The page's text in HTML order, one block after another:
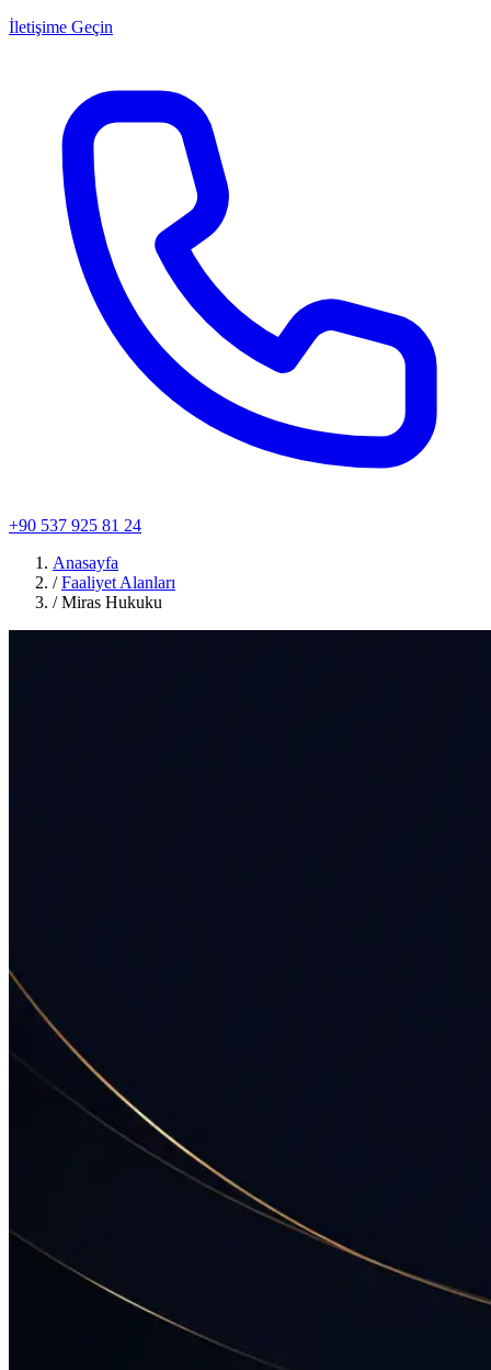
İletişime Geçin
+90 537 925 81 24
Anasayfa
/ Faaliyet Alanları
/ Miras Hukuku